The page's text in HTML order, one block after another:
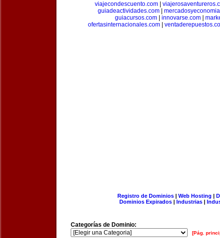
viajecondescuento.com
guiadeactividades.com|
guiacursos.com| innovarse.com|
ofertasinternacionales.com|
Registro de Dominios| Web Hosting |
Dominios Expirados | Industrias |
Categorías de Dominio:
[Pág.